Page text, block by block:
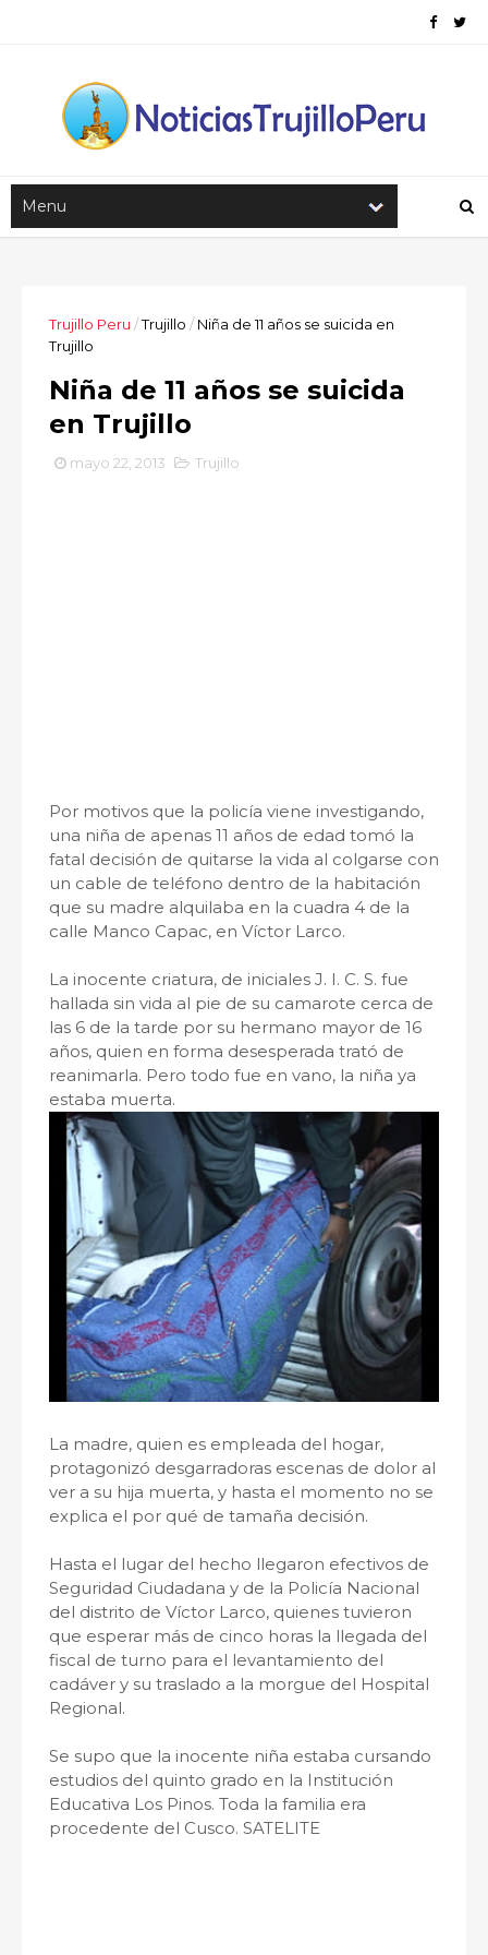
Trujillo Peru /Trujillo / Niña de 11 años se suicida en
Trujillo
Niña de 11 años se suicida
en Trujillo
mayo 22, 2013 Trujillo
Por motivos que la policía viene investigando,
una niña de apenas 11 años de edad tomó la
fatal decisión de quitarse la vida al colgarse con
un cable de teléfono dentro de la habitación
que su madre alquilaba en la cuadra 4 de la
calle Manco Capac, en Víctor Larco.
La inocente criatura, de iniciales J. I. C. S. fue
hallada sin vida al pie de su camarote cerca de
las 6 de la tarde por su hermano mayor de 16
años, quien en forma desesperada trató de
reanimarla. Pero todo fue en vano, la niña ya
estaba muerta.
La madre, quien es empleada del hogar,
protagonizó desgarradoras escenas de dolor al
ver a su hija muerta, y hasta el momento no se
explica el por qué de tamaña decisión.
Hasta el lugar del hecho llegaron efectivos de
Seguridad Ciudadana y de la Policía Nacional
del distrito de Víctor Larco, quienes tuvieron
que esperar más de cinco horas la llegada del
fiscal de turno para el levantamiento del
cadáver y su traslado a la morgue del Hospital
Regional.
Se supo que la inocente niña estaba cursando
estudios del quinto grado en la Institución
Educativa Los Pinos. Toda la familia era
procedente del Cusco. SATELITE